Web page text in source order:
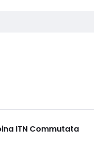
ITN Commutata